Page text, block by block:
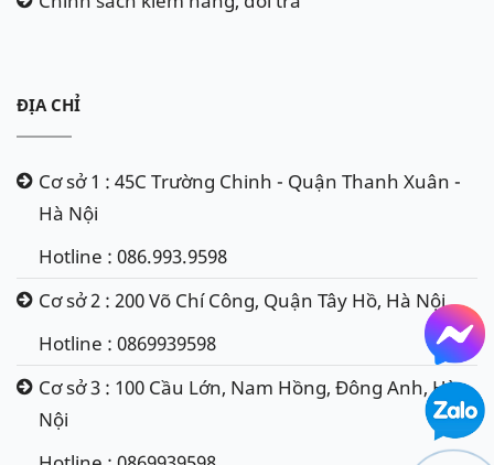
ĐỊA CHỈ
Cơ sở 1 : 45C Trường Chinh - Quận Thanh Xuân -
Hà Nội
Hotline : 086.993.9598
Cơ sở 2 : 200 Võ Chí Công, Quận Tây Hồ, Hà Nội
Hotline : 0869939598
Cơ sở 3 : 100 Cầu Lớn, Nam Hồng, Đông Anh, Hà
Nội